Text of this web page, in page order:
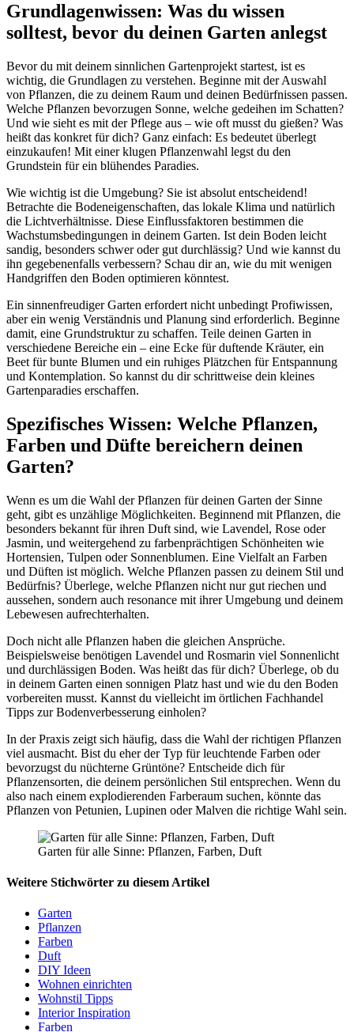
Grundlagenwissen: Was du wissen
solltest, bevor du deinen Garten anlegst
Bevor du mit deinem sinnlichen Gartenprojekt startest, ist es
wichtig, die Grundlagen zu verstehen. Beginne mit der Auswahl
von Pflanzen, die zu deinem Raum und deinen Bedürfnissen passen.
Welche Pflanzen bevorzugen Sonne, welche gedeihen im Schatten?
Und wie sieht es mit der Pflege aus – wie oft musst du gießen? Was
heißt das konkret für dich? Ganz einfach: Es bedeutet überlegt
einzukaufen! Mit einer klugen Pflanzenwahl legst du den
Grundstein für ein blühendes Paradies.
Wie wichtig ist die Umgebung? Sie ist absolut entscheidend!
Betrachte die Bodeneigenschaften, das lokale Klima und natürlich
die Lichtverhältnisse. Diese Einflussfaktoren bestimmen die
Wachstumsbedingungen in deinem Garten. Ist dein Boden leicht
sandig, besonders schwer oder gut durchlässig? Und wie kannst du
ihn gegebenenfalls verbessern? Schau dir an, wie du mit wenigen
Handgriffen den Boden optimieren könntest.
Ein sinnenfreudiger Garten erfordert nicht unbedingt Profiwissen,
aber ein wenig Verständnis und Planung sind erforderlich. Beginne
damit, eine Grundstruktur zu schaffen. Teile deinen Garten in
verschiedene Bereiche ein – eine Ecke für duftende Kräuter, ein
Beet für bunte Blumen und ein ruhiges Plätzchen für Entspannung
und Kontemplation. So kannst du dir schrittweise dein kleines
Gartenparadies erschaffen.
Spezifisches Wissen: Welche Pflanzen,
Farben und Düfte bereichern deinen
Garten?
Wenn es um die Wahl der Pflanzen für deinen Garten der Sinne
geht, gibt es unzählige Möglichkeiten. Beginnend mit Pflanzen, die
besonders bekannt für ihren Duft sind, wie Lavendel, Rose oder
Jasmin, und weitergehend zu farbenprächtigen Schönheiten wie
Hortensien, Tulpen oder Sonnenblumen. Eine Vielfalt an Farben
und Düften ist möglich. Welche Pflanzen passen zu deinem Stil und
Bedürfnis? Überlege, welche Pflanzen nicht nur gut riechen und
aussehen, sondern auch resonance mit ihrer Umgebung und deinem
Lebewesen aufrechterhalten.
Doch nicht alle Pflanzen haben die gleichen Ansprüche.
Beispielsweise benötigen Lavendel und Rosmarin viel Sonnenlicht
und durchlässigen Boden. Was heißt das für dich? Überlege, ob du
in deinem Garten einen sonnigen Platz hast und wie du den Boden
vorbereiten musst. Kannst du vielleicht im örtlichen Fachhandel
Tipps zur Bodenverbesserung einholen?
In der Praxis zeigt sich häufig, dass die Wahl der richtigen Pflanzen
viel ausmacht. Bist du eher der Typ für leuchtende Farben oder
bevorzugst du nüchterne Grüntöne? Entscheide dich für
Pflanzensorten, die deinem persönlichen Stil entsprechen. Wenn du
also nach einem explodierenden Farberaum suchen, könnte das
Pflanzen von Petunien, Lupinen oder Malven die richtige Wahl sein.
Garten für alle Sinne: Pflanzen, Farben, Duft
Weitere Stichwörter zu diesem Artikel
Garten
Pflanzen
Farben
Duft
DIY Ideen
Wohnen einrichten
Wohnstil Tipps
Interior Inspiration
Farben